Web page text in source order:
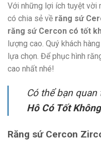
Với những lợi ích tuyệt vời
có chia sẻ về răng sứ
răng sứ Cercon có tốt
lượng cao. Quý khách
lựa chọn. Để phục hình
cao nhất nhé!
Có thể bạn quan
Hô Có Tốt
Răng sứ Cercon